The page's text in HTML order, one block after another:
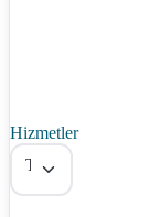
Hizmetler
Tümü